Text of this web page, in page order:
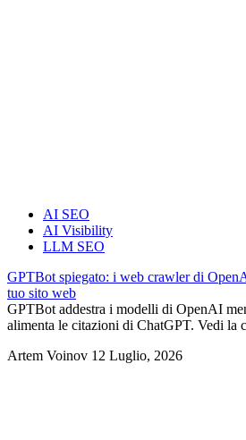
AI SEO
AI Visibility
LLM SEO
GPTBot spiegato: i web crawler di
tuo sito web
GPTBot addestra i modelli di OpenAI
alimenta le citazioni di ChatGPT. Vedi la
Artem Voinov 12 Luglio, 2026